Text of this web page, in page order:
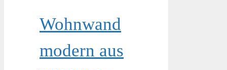
Wohnwand
modern aus